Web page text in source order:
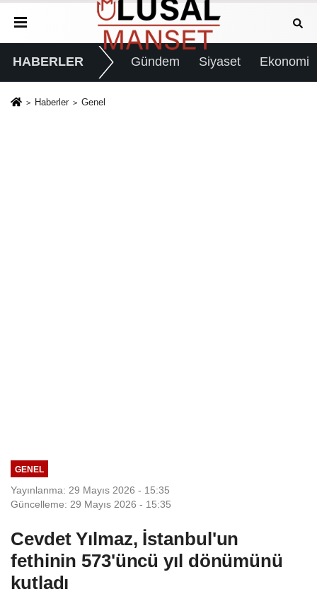
HABERLER Gündem Siyaset Ekonomi
Haberler Genel
GENEL
Yayınlanma: 29 Mayıs 2026 - 15:35
Güncelleme: 29 Mayıs 2026 - 15:35
Cevdet Yılmaz, İstanbul'un
fethinin 573'üncü yıl dönümünü
kutladı